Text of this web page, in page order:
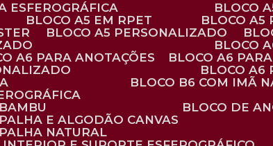
ESFEROGRÁFICA
BLOCO
BLOCO A5 EM RPET
BLOCO
BLOCO A5 PERSONALIZADO
BLOCO
A6 PARA ANOTAÇÕES
BLOCO A6
BLOCO
BLOCO B6 COM IMÃ
BLOCO DE
E ALGODÃO CANVAS
NATURAL